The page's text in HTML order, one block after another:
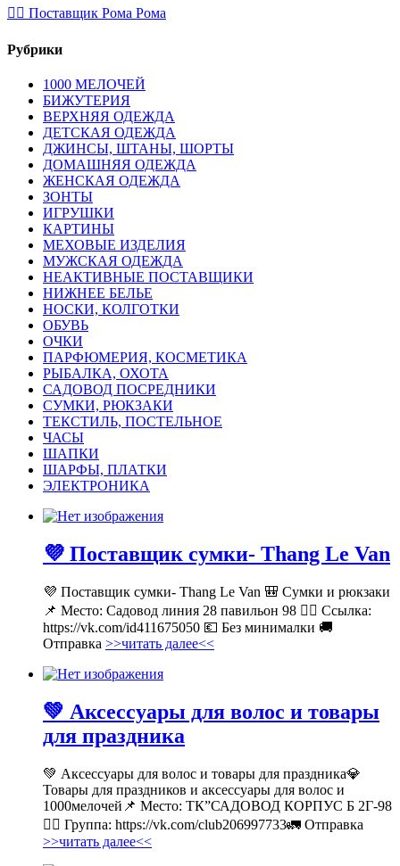
💁‍♂ Поставщик Рома Рома
Рубрики
1000 МЕЛОЧЕЙ
БИЖУТЕРИЯ
ВЕРХНЯЯ ОДЕЖДА
ДЕТСКАЯ ОДЕЖДА
ДЖИНСЫ, ШТАНЫ, ШОРТЫ
ДОМАШНЯЯ ОДЕЖДА
ЖЕНСКАЯ ОДЕЖДА
ЗОНТЫ
ИГРУШКИ
КАРТИНЫ
МЕХОВЫЕ ИЗДЕЛИЯ
МУЖСКАЯ ОДЕЖДА
НЕАКТИВНЫЕ ПОСТАВЩИКИ
НИЖНЕЕ БЕЛЬЕ
НОСКИ, КОЛГОТКИ
ОБУВЬ
ОЧКИ
ПАРФЮМЕРИЯ, КОСМЕТИКА
РЫБАЛКА, ОХОТА
САДОВОД ПОСРЕДНИКИ
СУМКИ, РЮКЗАКИ
ТЕКСТИЛЬ, ПОСТЕЛЬНОЕ
ЧАСЫ
ШАПКИ
ШАРФЫ, ПЛАТКИ
ЭЛЕКТРОНИКА
💜 Поставщик сумки- Thang Le Van
💜 Поставщик сумки- Thang Le Van 🎒 Сумки и рюкзаки
📌 Место: Садовод линия 28 павильон 98 👉🏻 Ссылка:
https://vk.com/id411675050 💶 Без минималки 🚚
Отправка >>читать далее<<
💚 Аксессуары для волос и товары
для праздника
💚 Аксессуары для волос и товары для праздника💎
Товары для праздников и аксессуары для волос и
1000мелочей📌 Место: ТК”САДОВОД КОРПУС Б 2Г-98
👉🏻 Группа: https://vk.com/club206997733🚛 Отправка
>>читать далее<<